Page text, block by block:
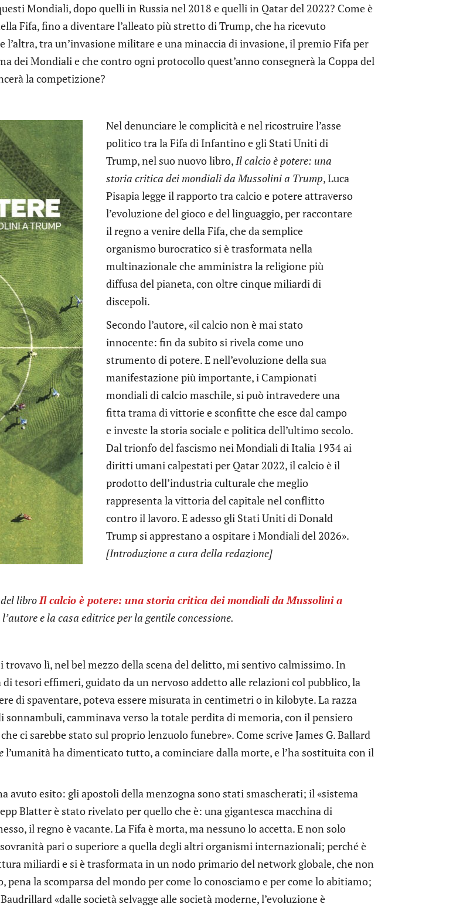
Mondiali, dopo quelli in Russia nel 2018 e quelli in Qatar del 2022? Come è
Fifa, fino a diventare l’alleato più stretto di Trump, che ha ricevuto
l’altra, tra un’invasione militare e una minaccia di invasione, il premio Fifa per
dei Mondiali e che contro ogni protocollo quest’anno consegnerà la Coppa del
la competizione?
Nel denunciare le complicità e nel ricostruire l’asse
politico tra la Fifa di Infantino e gli Stati Uniti di
Trump, nel suo nuovo libro,Il calcio è potere: una
storia critica dei mondiali da Mussolini a Trump, Luca
Pisapia legge il rapporto tra calcio e potere attraverso
l’evoluzione del gioco e del linguaggio, per raccontare
il regno a venire della Fifa, che da semplice
organismo burocratico si è trasformata nella
multinazionale che amministra la religione più
diffusa del pianeta, con oltre cinque miliardi di
discepoli.
Secondo l’autore, «il calcio non è mai stato
innocente: fin da subito si rivela come uno
strumento di potere. E nell’evoluzione della sua
manifestazione più importante, i Campionati
mondiali di calcio maschile, si può intravedere una
fitta trama di vittorie e sconfitte che esce dal campo
e investe la storia sociale e politica dell’ultimo secolo.
Dal trionfo del fascismo nei Mondiali di Italia 1934 ai
diritti umani calpestati per Qatar 2022, il calcio è il
prodotto dell’industria culturale che meglio
rappresenta la vittoria del capitale nel conflitto
contro il lavoro. E adesso gli Stati Uniti di Donald
Trump si apprestano a ospitare i Mondiali del 2026».
[Introduzione a cura della redazione]
del libroIl calcio è potere: una storia critica dei mondiali da Mussolini a
e la casa editrice per la gentile concessione.
trovavo lì, nel bel mezzo della scena del delitto, mi sentivo calmissimo. In
tesori effimeri, guidato da un nervoso addetto alle relazioni col pubblico, la
di spaventare, poteva essere misurata in centimetri o in kilobyte. La razza
sonnambuli, camminava verso la totale perdita di memoria, con il pensiero
ci sarebbe stato sul proprio lenzuolo funebre». Come scrive James G. Ballard
l’umanità ha dimenticato tutto, a cominciare dalla morte, e l’ha sostituita con il
avuto esito: gli apostoli della menzogna sono stati smascherati; il «sistema
Blatter è stato rivelato per quello che è: una gigantesca macchina di
il regno è vacante. La Fifa è morta, ma nessuno lo accetta. E non solo
pari o superiore a quella degli altri organismi internazionali; perché è
miliardi e si è trasformata in un nodo primario del network globale, che non
pena la scomparsa del mondo per come lo conosciamo e per come lo abitiamo;
«dalle società selvagge alle società moderne, l’evoluzione è